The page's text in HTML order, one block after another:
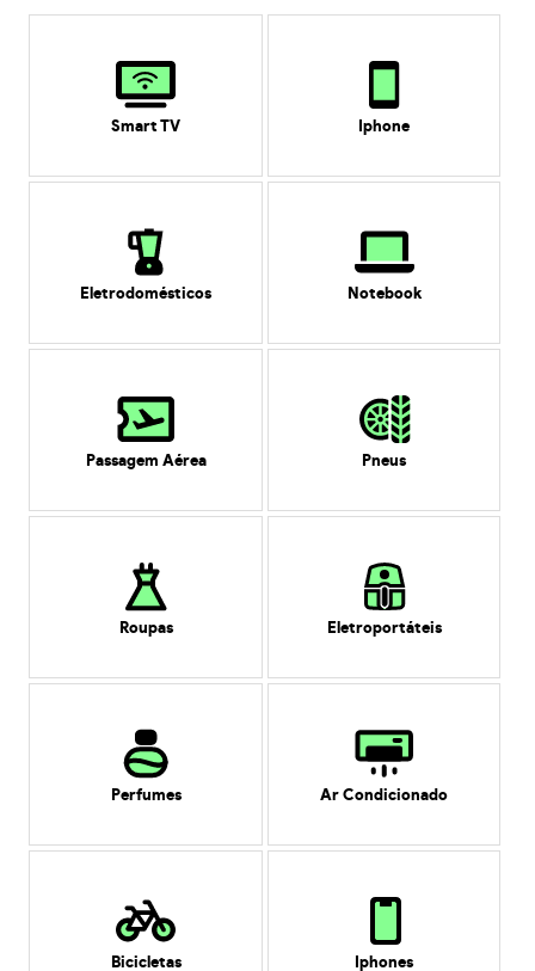
Smart TV Iphone
Eletrodomésticos Notebook
Passagem Aérea Pneus
Roupas Eletroportáteis
Perfumes Ar Condicionado
Bicicletas Iphones